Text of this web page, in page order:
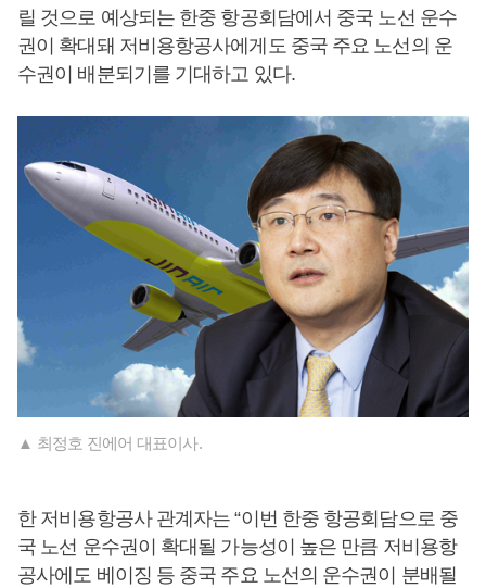
릴 것으로 예상되는 한중 항공회담에서 중국 노선 운수
권이 확대돼 저비용항공사에게도 중국 주요 노선의 운
수권이 배분되기를 기대하고 있다.
▲ 최정호 진에어 대표이사.
한 저비용항공사 관계자는 “이번 한중 항공회담으로 중
국 노선 운수권이 확대될 가능성이 높은 만큼 저비용항
공사에도 베이징 등 중국 주요 노선의 운수권이 분배될